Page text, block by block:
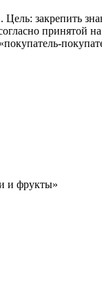
закрепить
и фрукты»